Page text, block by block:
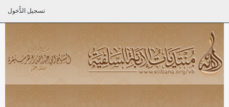
تسجيل الدُّخول